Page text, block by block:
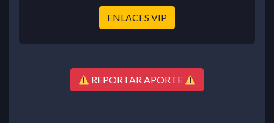
ENLACES VIP
REPORTAR APORTE